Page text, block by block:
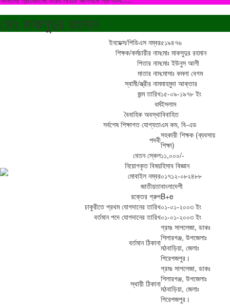
মোঃ মাকসুদুর রহমান
ইনডেক্স/পিডিএস নম্বর৫১৯৪৭৬
শিক্ষক/কর্মচারীর নামমোঃ মাকসুদুর রহমান
পিতার নামমোঃ ইউনুস আলী
মাতার নামমোসাঃ কমলা বেগম
স্বামী/স্ত্রীর নামমাহমুদা আক্তার
জন্ম তারিখ১৫-০৯-১৯৭৮ ইং
ধর্মইসলাম
বৈবাহিক অবস্থাবিবাহিত
সর্বশেষ শিক্ষাগত যোগ্যতাএম কম, বি-এড
পদবীসহকারী শিক্ষক (ব্যবসায়
শিক্ষা)
বেতন স্কেল১১,০০০/-
নিয়োগকৃত বিষয়হিসাব বিজ্ঞান
মোবাইল নম্বর০১৭১২-০৮২৪৮৮
জাতীয়তাবাংলাদেশী
রক্তের গ্রুপB+e
চাকুরীতে প্রথম যোগদানের তারিখ০১-০১-২০০৩ ইং
বর্তমান পদে যোগদানের তারিখ০১-০১-২০০৩ ইং
বর্তমান ঠিকানা
গ্রমঃ সাপলেজা, ডাকঃ
শিলারগঞ্জ, উপজেলাঃ
মঠবাড়িয়া, জেলাঃ
পিরেপজপুর।
স্থায়ী ঠিকানা
গ্রমঃ সাপলেজা, ডাকঃ
শিলারগঞ্জ, উপজেলাঃ
মঠবাড়িয়া, জেলাঃ
পিরেপজপুর।